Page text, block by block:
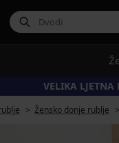
VELIKA LJETNA
Žensko donje rublje